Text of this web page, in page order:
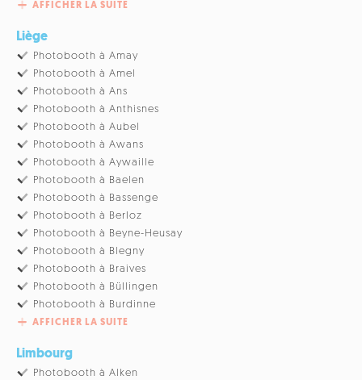
AFFICHER LA SUITE
Liège
Photobooth à Amay
Photobooth à Amel
Photobooth à Ans
Photobooth à Anthisnes
Photobooth à Aubel
Photobooth à Awans
Photobooth à Aywaille
Photobooth à Baelen
Photobooth à Bassenge
Photobooth à Berloz
Photobooth à Beyne-Heusay
Photobooth à Blegny
Photobooth à Braives
Photobooth à Büllingen
Photobooth à Burdinne
AFFICHER LA SUITE
Limbourg
Photobooth à Alken